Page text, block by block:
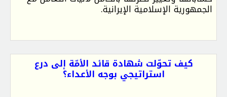
الجمهورية الإسلامية الإيرانية.
كيف تحوّلت شهادة قائد الأمّة إلى درع
استراتيجي بوجه الأعداء؟